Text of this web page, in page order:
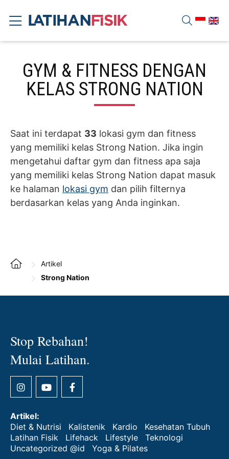
GYM & FITNESS DENGAN
KELAS STRONG NATION
Saat ini terdapat 33 lokasi gym dan fitness
yang memiliki kelas Strong Nation. Jika ingin
mengetahui daftar gym dan fitness apa saja
yang memiliki kelas Strong Nation dapat masuk
ke halaman lokasi gym dan pilih filternya
berdasarkan kelas yang Anda inginkan.
Artikel
Strong Nation
Stop Rebahan!
Mulai Latihan.
Artikel:
Diet & Nutrisi
Kalistenik Kardio
Kesehatan Tubuh
Latihan Fisik
Lifehack Lifestyle
Teknologi
Uncategorized @id
Yoga & Pilates